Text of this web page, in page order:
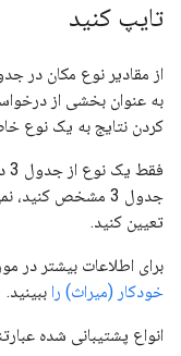
تایپ کنید
به عنوان بخشی از
کردن نتایج به یک نوع
تعیین کنید.
برای اطلاعات بیشتر در
خودکار (میراث) را ببینید.
انواع پشتیبانی شده